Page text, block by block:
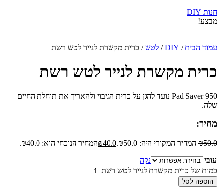
חנות DIY
מבצע!
עמוד הבית/
DIY
/ לטש/ כרית מקשרת לנייר לטש רשת
כרית מקשרת לנייר לטש רשת
950 Pad Saver נועד להגן על כרית הגיבוי ולהאריך את תוחלת החיים
שלה.
מחיר:
₪50.0 המחיר המקורי היה: ₪50.0. ₪40.0 המחיר הנוכחי הוא: ₪40.0.
עובי
נקה
כמות של כרית מקשרת לנייר לטש רשת
הוספה לסל